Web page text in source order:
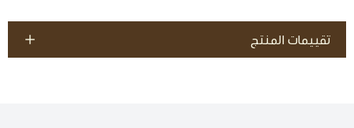
تقييمات المنتج